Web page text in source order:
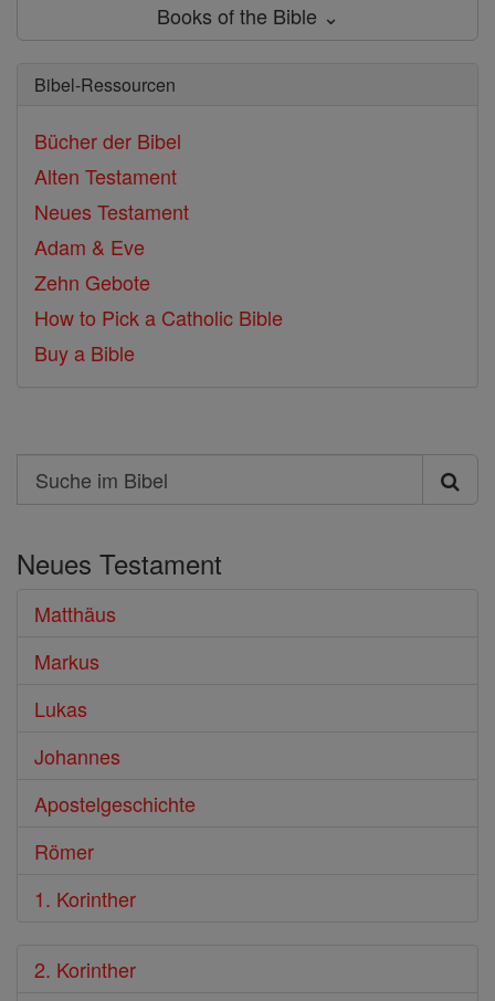
Books of the Bible ⌄
Bibel-Ressourcen
Bücher der Bibel
Alten Testament
Neues Testament
Adam & Eve
Zehn Gebote
How to Pick a Catholic Bible
Buy a Bible
Search
Suche
Bibel
Neues Testament
Matthäus
Markus
Lukas
Johannes
Apostelgeschichte
Römer
1. Korinther
2. Korinther